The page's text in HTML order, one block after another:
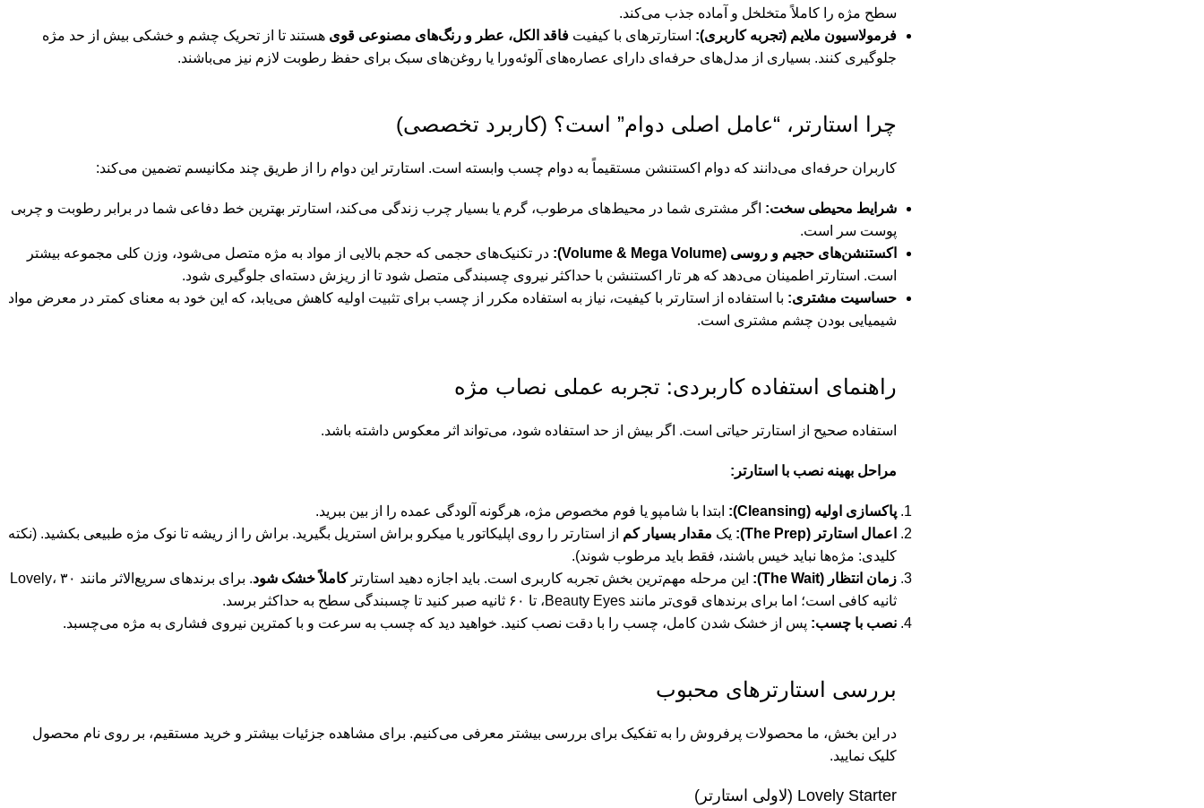
سطح مژه را کاملاً متخلخل و آماده جذب می‌کند.
فرمولاسیون ملایم (تجربه کاربری): استارترهای با کیفیتفاقد الکل، عطر و رنگ‌های مصنوعی قوی هستند تا از تحریک چشم و خشکی بیش از حد مژه
جلوگیری کنند. بسیاری از مدل‌های حرفه‌ای دارای عصاره‌های آلوئه‌ورا یا روغن‌های سبک برای حفظ رطوبت لازم نیز می‌باشند.
چرا استارتر، “عامل اصلی دوام” است؟ (کاربرد تخصصی)
کاربران حرفه‌ای می‌دانند که دوام اکستنشن مستقیماً به دوام چسب وابسته است. استارتر این دوام را از طریق چند مکانیسم تضمین می‌کند:
شرایط محیطی سخت: اگر مشتری شما در محیط‌های مرطوب، گرم یا بسیار چرب زندگی می‌کند، استارتر بهترین خط دفاعی شما در برابر رطوبت و چربی
پوست سر است.
اکستنشن‌های حجیم و روسی (Volume & Mega Volume):
در تکنیک‌های حجمی که حجم بالایی از مواد به مژه متصل می‌شود، وزن کلی مجموعه بیشتر
است. استارتر اطمینان می‌دهد که هر تار اکستنشن با حداکثر نیروی چسبندگی متصل شود تا از ریزش دسته‌ای جلوگیری شود.
حساسیت مشتری: با استفاده از استارتر با کیفیت، نیاز به استفاده مکرر از چسب برای تثبیت اولیه کاهش می‌یابد، که این خود به معنای کمتر در معرض مواد
شیمیایی بودن چشم مشتری است.
راهنمای استفاده کاربردی: تجربه عملی نصاب مژه
استفاده صحیح از استارتر حیاتی است. اگر بیش از حد استفاده شود، می‌تواند اثر معکوس داشته باشد.
مراحل بهینه نصب با استارتر:
پاکسازی اولیه (Cleansing):
ابتدا با شامپو یا فوم مخصوص مژه، هرگونه آلودگی عمده را از بین ببرید.
اعمال استارتر (The Prep):
یک مقدار بسیار کم از استارتر را روی اپلیکاتور یا میکرو براش استریل بگیرید. براش را از ریشه تا نوک مژه طبیعی بکشید. (نکته
کلیدی: مژه‌ها نباید خیس باشند، فقط باید مرطوب شوند).
زمان انتظار (The Wait):
این مرحله مهم‌ترین بخش تجربه کاربری است. باید اجازه دهید استارترکاملاً خشک شود
. برای برندهای سریع‌الاثر مانند Lovely، ۳۰
ثانیه کافی است؛ اما برای برندهای قوی‌تر مانند Beauty Eyes، تا ۶۰ ثانیه صبر کنید تا چسبندگی سطح به حداکثر برسد.
نصب با چسب: پس از خشک شدن کامل، چسب را با دقت نصب کنید. خواهید دید که چسب به سرعت و با کمترین نیروی فشاری به مژه می‌چسبد.
بررسی استارترهای محبوب
در این بخش، ما محصولات پرفروش را به تفکیک برای بررسی بیشتر معرفی می‌کنیم. برای مشاهده جزئیات بیشتر و خرید مستقیم، بر روی نام محصول
کلیک نمایید.
Lovely Starter (لاولی استارتر)